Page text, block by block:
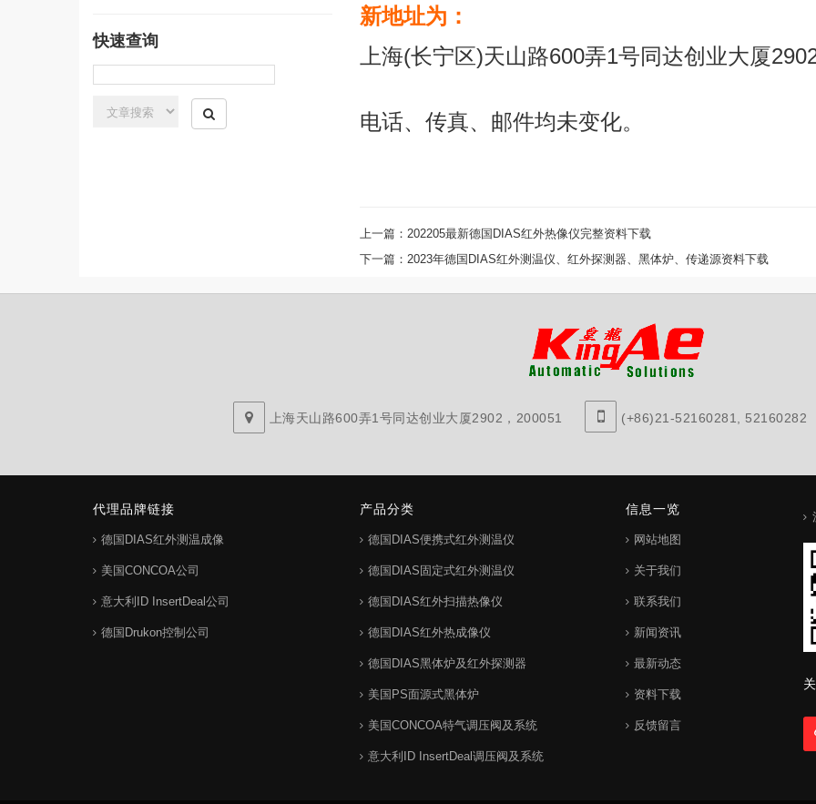
快速查询
新地址为：
上海(长宁区)天山路600弄1号同达创业大厦
电话、传真、邮件均未变化。
上一篇： 202205最新德国DIAS红外热像仪完整资料下载
下一篇： 2023年德国DIAS红外测温仪、红外探测器、黑体炉、传递源资料下载
上海天山路600弄1号同达创业大厦2902，200051 (+86)21-52160281, 52160282
代理品牌链接
德国DIAS红外测温成像
美国CONCOA公司
意大利ID InsertDeal公司
德国Drukon控制公司
产品分类
德国DIAS便携式红外测温仪
德国DIAS固定式红外测温仪
德国DIAS红外扫描热像仪
德国DIAS红外热成像仪
德国DIAS黑体炉及红外探测器
美国PS面源式黑体炉
美国CONCOA特气调压阀及系统
意大利ID InsertDeal调压阀及系统
信息一览
网站地图
关于我们
联系我们
新闻资讯
最新动态
资料下载
反馈留言